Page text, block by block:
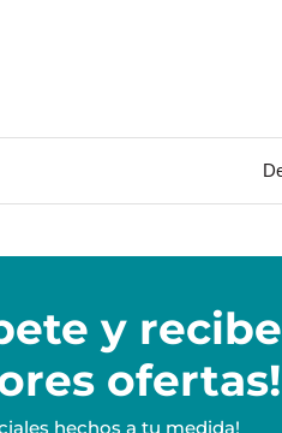
y recibe
ofertas!
hechos a tu medida!